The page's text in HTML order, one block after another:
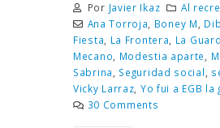
Por Javier Ikaz Al
Ana Torroja, Boney M,
Fiesta, La Frontera, La
Mecano, Modestia aparte,
Sabrina, Seguridad social,
Vicky Larraz, Yo fui a EGB la
30 Comments